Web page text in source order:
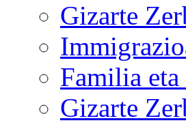
Gizarte
Familia
Gizarte